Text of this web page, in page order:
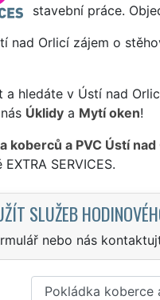
stavební práce.
nad Orlicí zájem o
a hledáte v Ústí nad
Úklidya Mytí oken!
koberců a PVC Ústí nad
SERVICES.
SLUŽEB
nebo nás